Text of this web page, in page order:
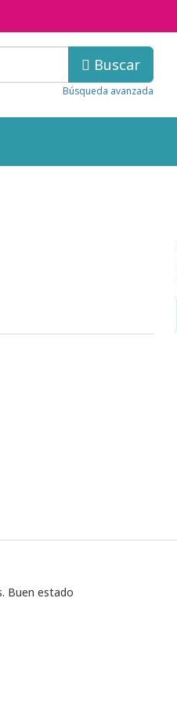
Buscar
Búsqueda avanzada
Buen estado